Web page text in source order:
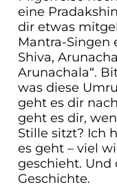
eine
dir etwas
Mantra-Singen
Shiva,
Arunachala“.
was diese
geht es dir
geht es dir,
Stille sitzt? Ich
es geht – viel
geschieht. Und
Geschichte.